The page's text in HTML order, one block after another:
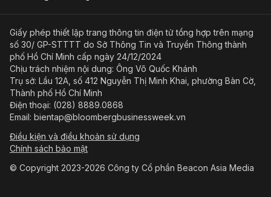
Giấy phép thiết lập trang thông tin điện tử tổng hợp trên mạng
số 30/ GP-STTTT do Sở Thông Tin và Truyền Thông thành
phố Hồ Chí Minh cấp ngày 24/12/2024
Chịu trách nhiệm nội dung: Ông Võ Quốc Khánh
Trụ sở: Lầu 12A, số 412 Nguyễn Thị Minh Khai, phường Bàn Cờ,
Thành phố Hồ Chí Minh
Điện thoại: (028) 8889.0868
Email: bientap@bloombergbusinessweek.vn
Điều kiện và điều khoản sử dụng
Chính sách bảo mật
© Copyright 2023-2026 Công ty Cổ phần Beacon Asia Media